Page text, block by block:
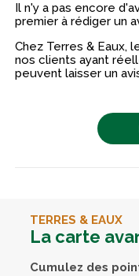
Il n'y a pas encore
premier à rédiger un
Chez Terres & Eaux,
nos clients ayant
peuvent laisser un
TERRES & EAUX
La carte
Cumulez des